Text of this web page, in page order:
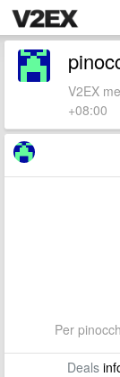
V2EX
+08:00
Per
Deals